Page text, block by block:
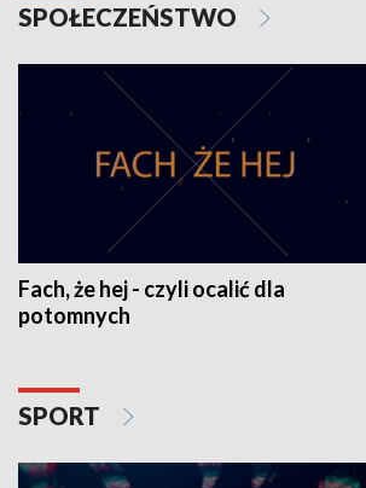
SPOŁECZEŃSTWO
Fach, że hej - czyli ocalić dla
potomnych
SPORT